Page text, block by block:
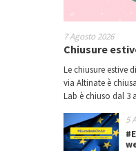
7 Agosto 2026
Chiusure
Le chiusure estive
via Altinate è
Lab è chiuso dal 3
5